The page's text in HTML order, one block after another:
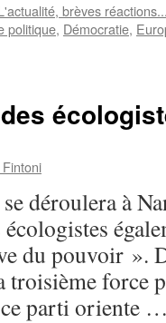
brèves
politique, Démocratie,
déroulera à
du pouvoir ».
troisième force
ce parti oriente